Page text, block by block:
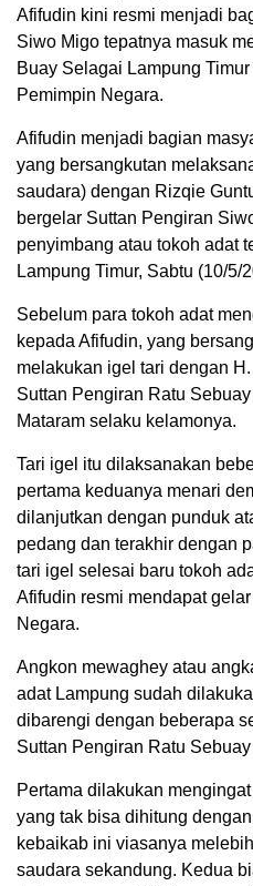
Afifudin kini resmi menjadi
Siwo Migo tepatnya masuk
Buay Selagai Lampung
Pemimpin Negara.
Afifudin menjadi bagian
yang bersangkutan
saudara) dengan Rizqie
bergelar Suttan Pengiran
penyimbang atau tokoh adat
Lampung Timur, Sabtu (10/5/
Sebelum para tokoh adat
kepada Afifudin, yang
melakukan igel tari dengan
Suttan Pengiran Ratu
Mataram selaku kelamonya.
Tari igel itu dilaksanakan
pertama keduanya menari
dilanjutkan dengan punduk
pedang dan terakhir dengan
tari igel selesai baru tokoh
Afifudin resmi mendapat
Negara.
Angkon mewaghey atau
adat Lampung sudah
dibarengi dengan beberapa
Suttan Pengiran Ratu
Pertama dilakukan
yang tak bisa dihitung
kebaikab ini viasanya
saudara sekandung. Kedua